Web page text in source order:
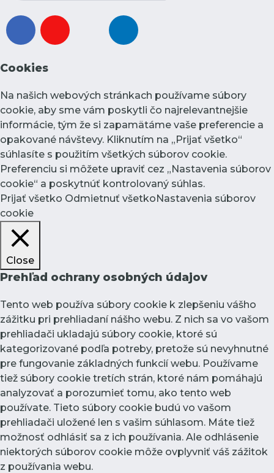
facebookyoutube instagramlinkedin
Cookies
Na našich webových stránkach používame súbory
cookie, aby sme vám poskytli čo najrelevantnejšie
informácie, tým že si zapamätáme vaše preferencie a
opakované návštevy. Kliknutím na „Prijať všetko“
súhlasíte s použitím všetkých súborov cookie.
Preferenciu si môžete upraviť cez „Nastavenia súborov
cookie“ a poskytnúť kontrolovaný súhlas.
Prijať všetko Odmietnuť všetkoNastavenia súborov
cookie
Close
Prehľad ochrany osobných údajov
Tento web používa súbory cookie k zlepšeniu vášho
zážitku pri prehliadaní nášho webu. Z nich sa vo vašom
prehliadači ukladajú súbory cookie, ktoré sú
kategorizované podľa potreby, pretože sú nevyhnutné
pre fungovanie základných funkcií webu. Používame
tiež súbory cookie tretích strán, ktoré nám pomáhajú
analyzovať a porozumieť tomu, ako tento web
používate. Tieto súbory cookie budú vo vašom
prehliadači uložené len s vašim súhlasom. Máte tiež
možnosť odhlásiť sa z ich používania. Ale odhlásenie
niektorých súborov cookie môže ovplyvniť váš zážitok
z používania webu.